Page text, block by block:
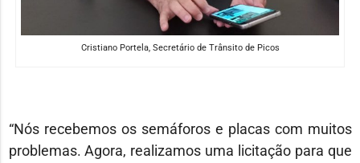
Cristiano Portela, Secretário de Trânsito de Picos
“Nós recebemos os semáforos e placas com muitos
problemas. Agora, realizamos uma licitação para que